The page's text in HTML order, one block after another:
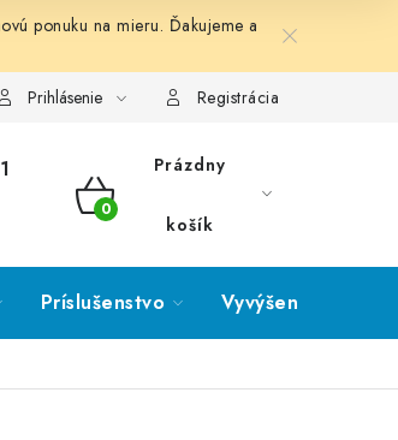
ponuku na mieru. Ďakujeme a
Prihlásenie Registrácia
NÁKUPNÝ
Prázdny
košík
Príslušenstvo Vyvýšené záhony